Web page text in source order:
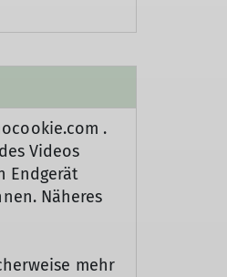
.
Videos
Endgerät
Näheres
mehr